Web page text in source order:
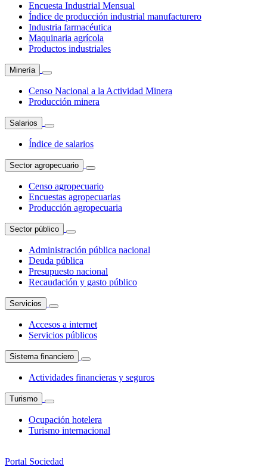
Encuesta Industrial Mensual
Índice de producción industrial manufacturero
Industria farmacéutica
Maquinaria agrícola
Productos industriales
Minería
Censo Nacional a la Actividad Minera
Producción minera
Salarios
Índice de salarios
Sector agropecuario
Censo agropecuario
Encuestas agropecuarias
Producción agropecuaria
Sector público
Administración pública nacional
Deuda pública
Presupuesto nacional
Recaudación y gasto público
Servicios
Accesos a internet
Servicios públicos
Sistema financiero
Actividades financieras y seguros
Turismo
Ocupación hotelera
Turismo internacional
Portal Sociedad